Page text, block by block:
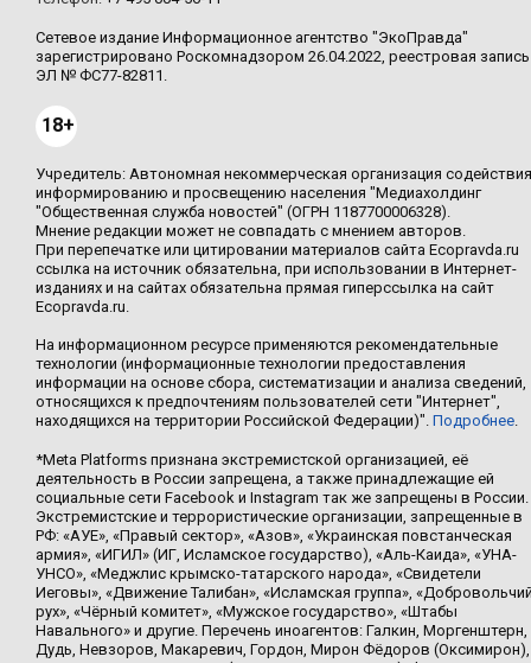
Сетевое издание Информационное агентство "ЭкоПравда"
зарегистрировано Роскомнадзором 26.04.2022, реестровая запись
ЭЛ № ФС77-82811.
18+
Учредитель: Автономная некоммерческая организация содействия
информированию и просвещению населения "Медиахолдинг
"Общественная служба новостей" (ОГРН 1187700006328).
Мнение редакции может не совпадать с мнением авторов.
При перепечатке или цитировании материалов сайта Ecopravda.ru
ссылка на источник обязательна, при использовании в Интернет-
изданиях и на сайтах обязательна прямая гиперссылка на сайт
Ecopravda.ru.
На информационном ресурсе применяются рекомендательные
технологии (информационные технологии предоставления
информации на основе сбора, систематизации и анализа сведений,
относящихся к предпочтениям пользователей сети "Интернет",
находящихся на территории Российской Федерации)". Подробнее.
*Meta Platforms признана экстремистской организацией, её
деятельность в России запрещена, а также принадлежащие ей
социальные сети Facebook и Instagram так же запрещены в России.
Экстремистские и террористические организации, запрещенные в
РФ: «АУЕ», «Правый сектор», «Азов», «Украинская повстанческая
армия», «ИГИЛ» (ИГ, Исламское государство), «Аль-Каида», «УНА-
УНСО», «Меджлис крымско-татарского народа», «Свидетели
Иеговы», «Движение Талибан», «Исламская группа»,
рух», «Чёрный комитет», «Мужское государство», «Штабы
Навального» и другие. Перечень иноагентов: Галкин, Моргенштерн,
Дудь, Невзоров, Макаревич, Гордон, Мирон Фёдоров (Оксимирон),